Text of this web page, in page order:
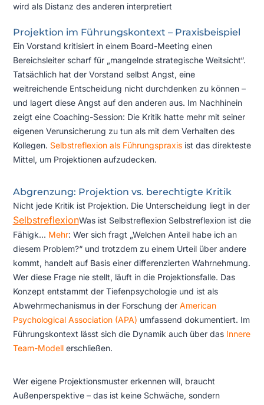
wird als Distanz des anderen interpretiert
Projektion im Führungskontext – Praxisbeispiel
Ein Vorstand kritisiert in einem Board-Meeting einen
Bereichsleiter scharf für „mangelnde strategische Weitsicht“.
Tatsächlich hat der Vorstand selbst Angst, eine
weitreichende Entscheidung nicht durchdenken zu können –
und lagert diese Angst auf den anderen aus. Im Nachhinein
zeigt eine Coaching-Session: Die Kritik hatte mehr mit seiner
eigenen Verunsicherung zu tun als mit dem Verhalten des
Kollegen. Selbstreflexion als Führungspraxisist das direkteste
Mittel, um Projektionen aufzudecken.
Abgrenzung: Projektion vs. berechtigte Kritik
Nicht jede Kritik ist Projektion. Die Unterscheidung liegt in der
SelbstreflexionWas ist Selbstreflexion Selbstreflexion ist die
Fähigk... Mehr: Wer sich fragt „Welchen Anteil habe ich an
diesem Problem?“ und trotzdem zu einem Urteil über andere
kommt, handelt auf Basis einer differenzierten Wahrnehmung.
Wer diese Frage nie stellt, läuft in die Projektionsfalle. Das
Konzept entstammt der Tiefenpsychologie und ist als
Abwehrmechanismus in der Forschung der American
Psychological Association (APA) umfassend dokumentiert. Im
Führungskontext lässt sich die Dynamik auch über das Innere
Team-Modellerschließen.
Wer eigene Projektionsmuster erkennen will, braucht
Außenperspektive – das ist keine Schwäche, sondern